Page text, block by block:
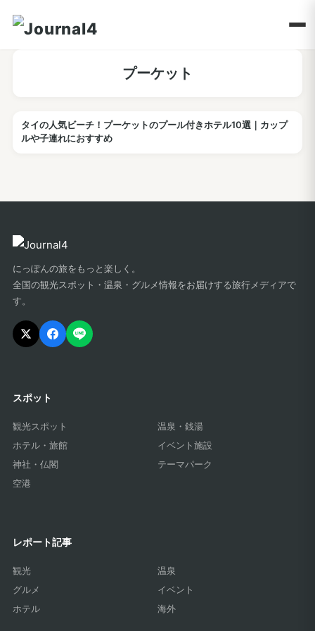
プーケット
ホテル
タイの人気ビーチ！プーケットのプール付きホテル10選｜カップ
ルや子連れにおすすめ
にっぽんの旅をもっと楽しく。
全国の観光スポット・温泉・グルメ情報をお届けする旅行メディアで
す。
スポット
観光スポット
温泉・銭湯
ホテル・旅館
イベント施設
神社・仏閣
テーマパーク
空港
レポート記事
観光
温泉
グルメ
イベント
ホテル
海外